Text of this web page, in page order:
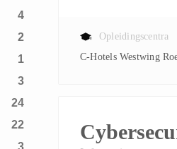
4
2
1
3
24
22
3
Opleidingscentra
C-Hotels Westwing